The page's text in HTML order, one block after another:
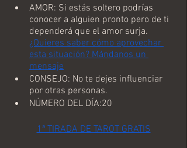
AMOR: Si estás soltero podrías
conocer a alguien pronto pero de ti
dependerá que el amor surja.
¿Quieres saber cómo aprovechar
esta situación? Mándanos un
mensaje
CONSEJO: No te dejes influenciar
por otras personas.
NÚMERO DEL DÍA:20
1ª TIRADA DE TAROT GRATIS